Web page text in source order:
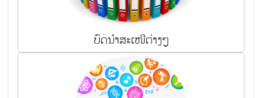
ບົດ​ນຳ​ສະ​ເໜີ​ຕ່າງ​ໆ